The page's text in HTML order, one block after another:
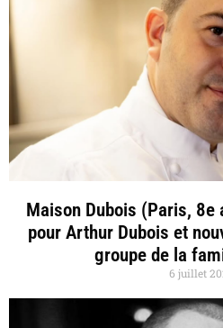
Maison Dubois (Paris, 8e
pour Arthur Dubois et
groupe de la
6 juillet